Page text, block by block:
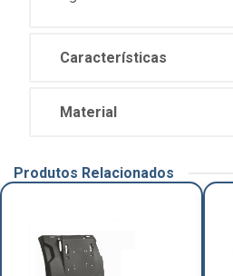
Características
Material
Produtos Relacionados